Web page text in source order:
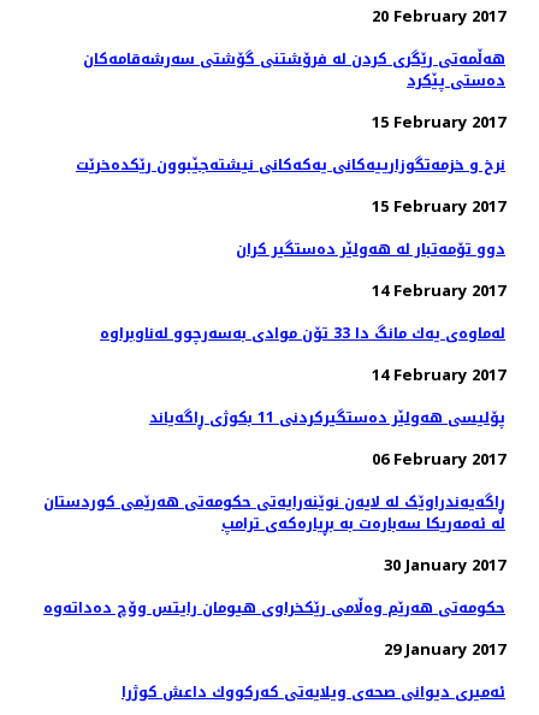
20 February 2017
هه‌ڵمه‌تی رێگری كردن له‌ فرۆشتنی گۆشتی سه‌رشه‌قامه‌كان
ده‌ستی پێكرد
15 February 2017
نرخ و خزمه‌تگوزارییه‌كانی یه‌كه‌كانی نیشته‌جێبوون رێكده‌خرێت
15 February 2017
دوو تۆمەتبار لە هەولێر دەستگیر كران
14 February 2017
14 February 2017
پۆلیسی هەولێر دەستگیركردنی 11 بكوژی ڕاگەیاند
06 February 2017
ڕاگەیەندراوێک لە لایەن نوێنەرایەتی حکومەتی هەرێمی کوردستان
لە ئەمەریکا سەبارەت بە بڕیارەکەی ترامپ
30 January 2017
29 January 2017
ئەمیری دیوانی صحەی ویلایەتی كه‌ركووك داعش کوژرا